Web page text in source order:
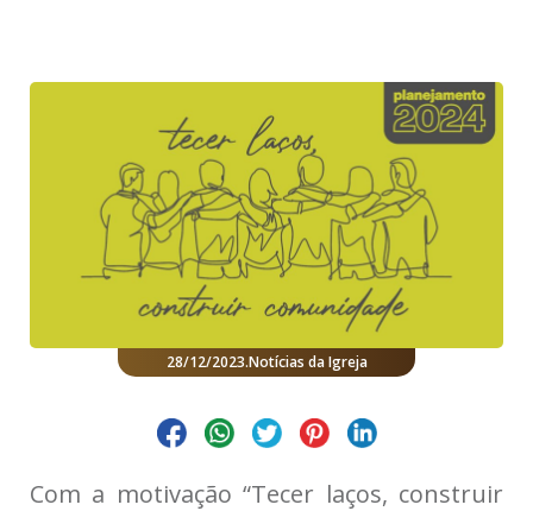
28/12/2023.Notícias da Igreja
Com a motivação “Tecer laços, construir